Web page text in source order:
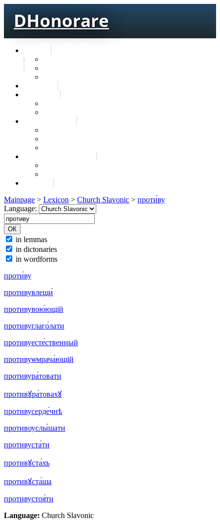
DHonorare
Mainpage > Lexicon > Church Slavonic > проти́ву
Language:
in lemmas
in dictonaries
in wordforms
проти́ву
противувлещи́
противувою́ющій
противуглаго́лати
противуесте́ственный
противуѡмрача́ющій
противура́товати
противꙋра́товахꙋ
противусерде́чнѣ
противоуслы́шати
противуста́ти
противꙋста́хъ
противꙋста́ша
противустоя́ти
Language: Church Slavonic